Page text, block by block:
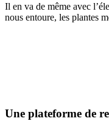
Il en va de même avec
nous entoure, les plantes
Une plateforme de